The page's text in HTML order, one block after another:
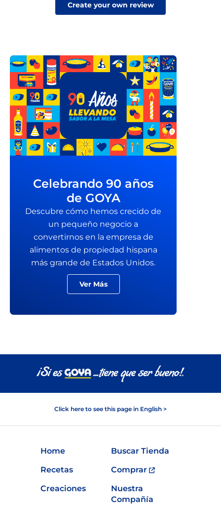
Create your own review
Celebrando 90 años
de GOYA
Descubre cómo hemos crecido de
un pequeño negocio a
convertirnos en la empresa de
alimentos de propiedad hispana
más grande de Estados Unidos.
Ver Más
Click here to see this page in English >
Home
Buscar Tienda
Recetas
Comprar
Creaciones
Nuestra
Compañía